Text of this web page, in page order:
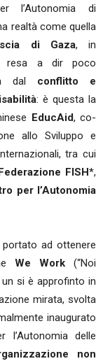
l’Autonomia di
realtà come quella
di Gaza, in
resa a dir poco
dal conflitto e
: è questa la
EducAid, co-
allo Sviluppo e
tra cui
FISH*,
per l’Autonomia
ad ottenere
We Work (“Noi
un si è approfinto in
mirata, svolta
inaugurato
delle
non